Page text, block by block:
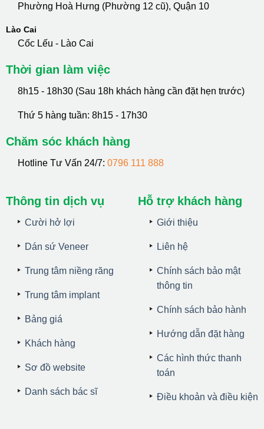
Phường Hoà Hưng (Phường 12 cũ), Quận 10
Lào Cai
Cốc Lếu - Lào Cai
Thời gian làm việc
8h15 - 18h30 (Sau 18h khách hàng cần đặt hẹn trước)
Thứ 5 hàng tuần: 8h15 - 17h30
Chăm sóc khách hàng
Hotline Tư Vấn 24/7: 0796 111 888
Thông tin dịch vụ
Cười hở lợi
Dán sứ Veneer
Trung tâm niềng răng
Trung tâm implant
Bảng giá
Khách hàng
Sơ đồ website
Danh sách bác sĩ
Hỗ trợ khách hàng
Giới thiệu
Liên hệ
Chính sách bảo mật
thông tin
Chính sách bảo hành
Hướng dẫn đặt hàng
Các hình thức thanh
toán
Điều khoản và điều kiện